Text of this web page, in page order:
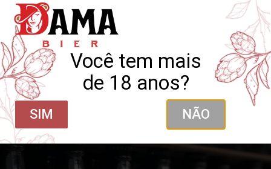
Você tem mais
de 18 anos?
NÃO
SIM